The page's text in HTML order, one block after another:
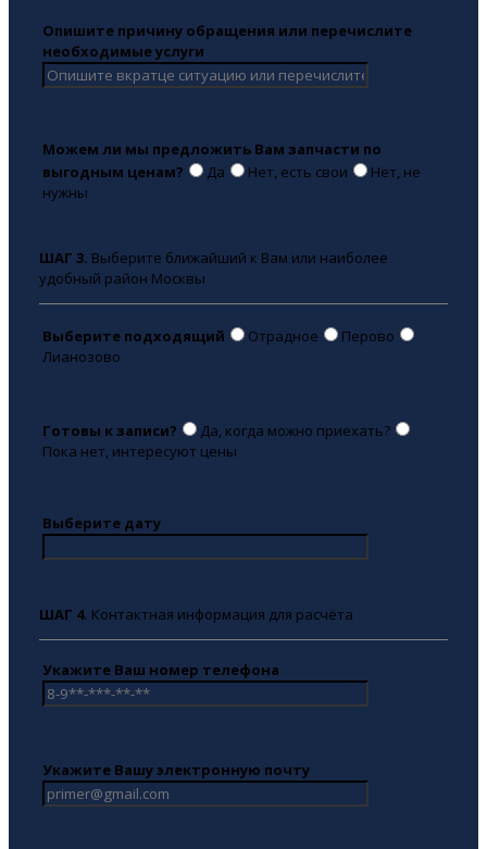
Опишите причину обращения или перечислите
необходимые услуги
Можем ли мы предложить Вам запчасти по
выгодным ценам?
Да Нет, есть свои
Нет, не
нужны
ШАГ 3. Выберите ближайший к Вам или наиболее
удобный район Москвы
Выберите подходящий Отрадное
Перово
Лианозово
Готовы к записи?
Да, когда можно приехать?
Пока нет, интересуют цены
Выберите дату
ШАГ 4. Контактная информация для расчёта
Укажите Ваш номер телефона
Укажите Вашу электронную почту